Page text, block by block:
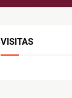
VISITAS